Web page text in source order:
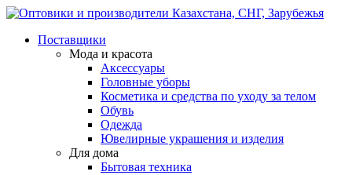
Поставщики
Мода и красота
Аксессуары
Головные уборы
Косметика и средства по уходу за телом
Обувь
Одежда
Ювелирные украшения и изделия
Для дома
Бытовая техника